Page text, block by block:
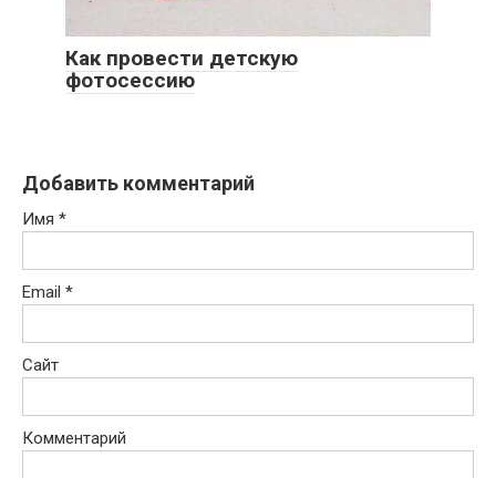
Как провести детскую
фотосессию
Добавить комментарий
Имя *
Email *
Сайт
Комментарий